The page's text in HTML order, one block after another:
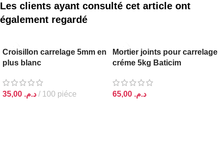
Les clients ayant consulté cet article ont
également regardé
Croisillon carrelage 5mm en
plus blanc
د.م.
Mortier joints pour carrelage
créme 5kg Baticim
د.م.